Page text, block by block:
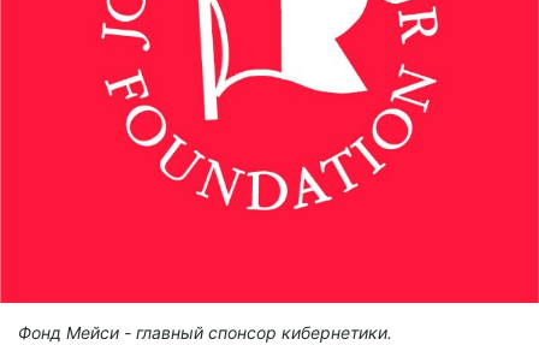
Фонд Мейси - главный спонсор кибернетики.